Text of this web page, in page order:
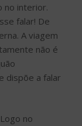
no interior.
falar! De
A viagem
não é
dispõe a falar
no